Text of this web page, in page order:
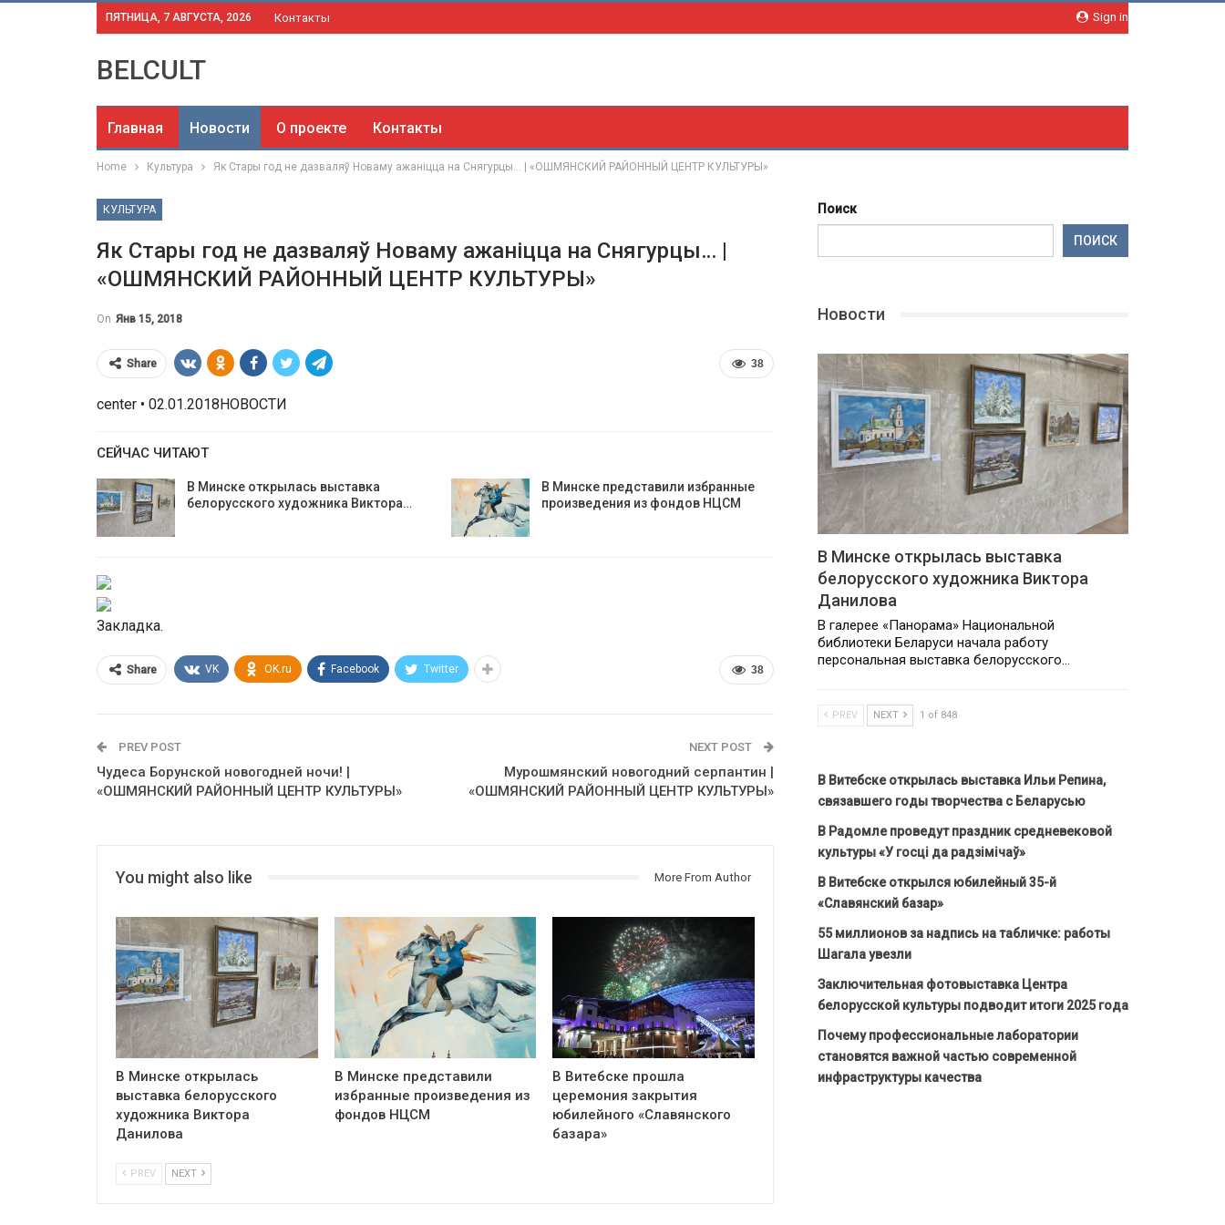
Sign in
ПЯТНИЦА, 7 АВГУСТА, 2026 Контакты
BELCULT
Главная Новости О проекте Контакты
Home Культура Як Стары год не дазваляў Новаму ажаніцца на Снягурцы… | «ОШМЯНСКИЙ РАЙОННЫЙ ЦЕНТР КУЛЬТУРЫ»
КУЛЬТУРА
Як Стары год не дазваляў Новаму ажаніцца на Снягурцы… |
«ОШМЯНСКИЙ РАЙОННЫЙ ЦЕНТР КУЛЬТУРЫ»
On Янв 15, 2018
38
Share
center • 02.01.2018НОВОСТИ
СЕЙЧАС ЧИТАЮТ
В Минске открылась выставка
белорусского художника Виктора…
В Минске представили избранные
произведения из фондов НЦСМ
Закладка.
38
Share VK OK.ru Facebook Twitter
PREV POST
Чудеса Борунской новогодней ночи! |
«ОШМЯНСКИЙ РАЙОННЫЙ ЦЕНТР КУЛЬТУРЫ»
NEXT POST
Мурошмянский новогодний серпантин |
«ОШМЯНСКИЙ РАЙОННЫЙ ЦЕНТР КУЛЬТУРЫ»
You might also like More From Author
В Минске открылась
выставка белорусского
художника Виктора
Данилова
В Минске представили
избранные произведения из
фондов НЦСМ
В Витебске прошла
церемония закрытия
юбилейного «Славянского
базара»
PREV NEXT
Поиск
ПОИСК
Новости
В Минске открылась выставка
белорусского художника Виктора
Данилова
В галерее «Панорама» Национальной
библиотеки Беларуси начала работу
персональная выставка белорусского…
PREV NEXT 1 of 848
В Витебске открылась выставка Ильи Репина,
связавшего годы творчества с Беларусью
В Радомле проведут праздник средневековой
культуры «У госці да радзімічаў»
В Витебске открылся юбилейный 35-й
«Славянский базар»
55 миллионов за надпись на табличке: работы
Шагала увезли
Заключительная фотовыставка Центра
белорусской культуры подводит итоги 2025 года
Почему профессиональные лаборатории
становятся важной частью современной
инфраструктуры качества